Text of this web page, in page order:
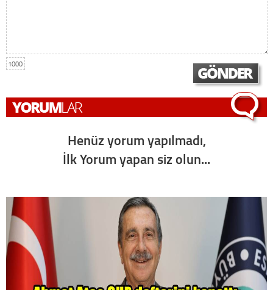
1000
Henüz yorum yapılmadı,
İlk Yorum yapan siz olun...